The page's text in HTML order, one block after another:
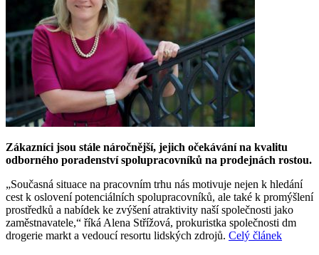
Zákazníci jsou stále náročnější, jejich očekávání na kvalitu
odborného poradenství spolupracovníků na prodejnách rostou.
„Současná situace na pracovním trhu nás motivuje nejen k hledání
cest k oslovení potenciálních spolupracovníků, ale také k promýšlení
prostředků a nabídek ke zvýšení atraktivity naší společnosti jako
zaměstnavatele,“ říká Alena Střížová, prokuristka společnosti dm
drogerie markt a vedoucí resortu lidských zdrojů. Celý článek